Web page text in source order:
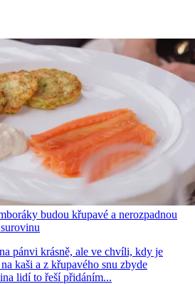
budou křupavé a nerozpadnou
pánvi krásně, ale ve chvíli, kdy je
kaši a z křupavého snu zbyde
lidí to řeší přidáním...